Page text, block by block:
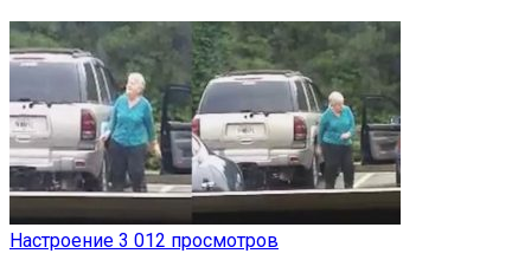
Настроение 3 012 просмотров